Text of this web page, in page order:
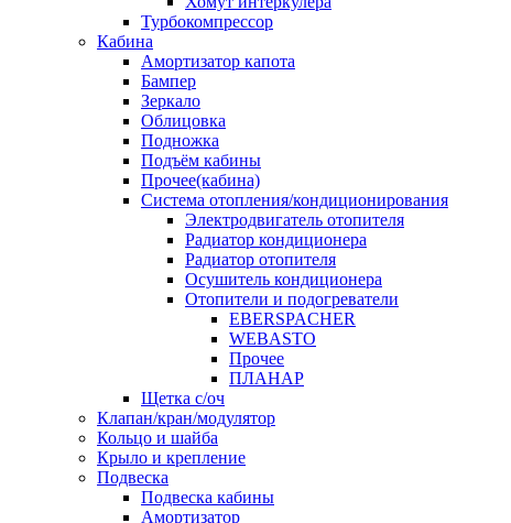
Турбокомпрессор
Кабина
Амортизатор капота
Бампер
Зеркало
Облицовка
Подножка
Подъём кабины
Прочее(кабина)
Система отопления/кондиционирования
Электродвигатель отопителя
Радиатор кондиционера
Радиатор отопителя
Осушитель кондиционера
Отопители и подогреватели
EBERSPACHER
WEBASTO
Прочее
ПЛАНАР
Щетка с/оч
Клапан/кран/модулятор
Кольцо и шайба
Крыло и крепление
Подвеска
Подвеска кабины
Амортизатор